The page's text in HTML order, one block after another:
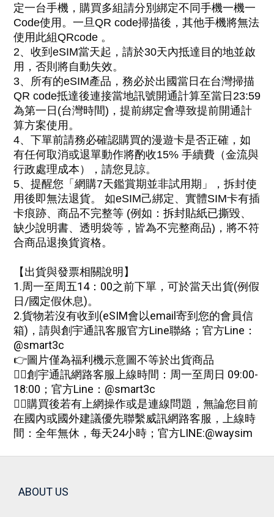
定一台手機，購買多組請分別綁定不同手機一機一
Code使用。一旦QR code掃描後，其他手機將無法
使用此組QRcode 。
2、 收到eSIM當天起，請於30天內抵達目的地並啟
用，否則將自動失效。
3、 所有的eSIM產品，務必於出國當日在台灣掃描
QR code抵達後連接當地訊號開通計算至當日23:59
為第一日(台灣時間)，提前綁定會導致提前開通計
算方案使用 。
4、下單前請務必確認購買的漫遊卡是否正確，如
有任何取消或退單動作將酌收15% 手續費（金流與
行政處理成本）， 請您見諒。
5、 提醒您「網購7天鑑賞期並非試用期」，拆封使
用後即無法退貨。 如eSIM己綁定、實體SIM卡有插
卡痕跡、 商品不完整等 (例如： 拆封貼紙已撕毀、
缺少說明書、透明袋等，皆為不完整商品)，將不符
合商品退換貨資格。
【出貨與發票相關說明】
1.周一至周五14：00之前下單，可於當天出貨(例假
日/國定假休息)。
2.貨物若沒有收到(eSIM會以email寄到您的會員信
箱)，請與創宇通訊客服官方Line聯絡 ； 官方Line：
@smart3c
👉圖片僅為福利機示意圖不等於出貨商品
🙋‍♀創宇通訊網路客服上線時間：周一至周日 09:00-
18:00； 官方Line：@smart3c
🙋‍♀購買後若有上網操作或是連線問題，無論您目前
在國內或國外建議優先聯繫威訊網路客服，上線時
間：全年無休，每天24小時； 官方LINE:@waysim
ABOUT US